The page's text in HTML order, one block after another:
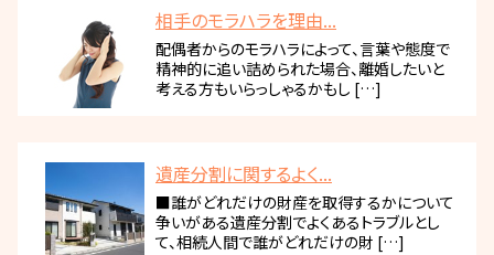
相手のモラハラを理由...
配偶者からのモラハラによって、言葉や態度で
精神的に追い詰められた場合、離婚したいと
考える方もいらっしゃるかもし […]
遺産分割に関するよく...
■誰がどれだけの財産を取得するかについて
争いがある遺産分割でよくあるトラブルとし
て、相続人間で誰がどれだけの財 […]